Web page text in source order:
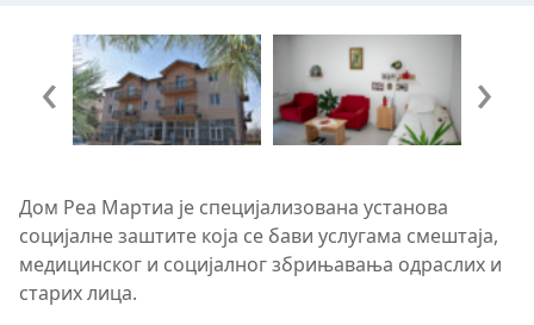
‹ ›
Дом Реа Мартиа је специјализована установа
социјалне заштите која се бави услугама смештаја,
медицинског и социјалног збрињавања одраслих и
старих лица.